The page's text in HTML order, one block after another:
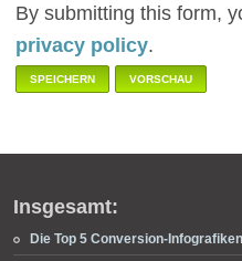
By submitting this form,
privacy policy.
Insgesamt:
Die Top 5 Conversion-